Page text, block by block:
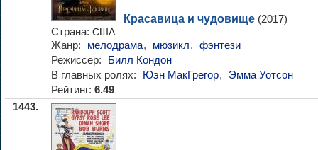
Красавица и чудовище (2017)
Страна: США
Жанр: мелодрама, мюзикл, фэнтези
Режиссер:
Билл Кондон
В главных ролях:
Юэн МакГрегор,
Эмма Уотсон
Рейтинг: 6.49
1443.